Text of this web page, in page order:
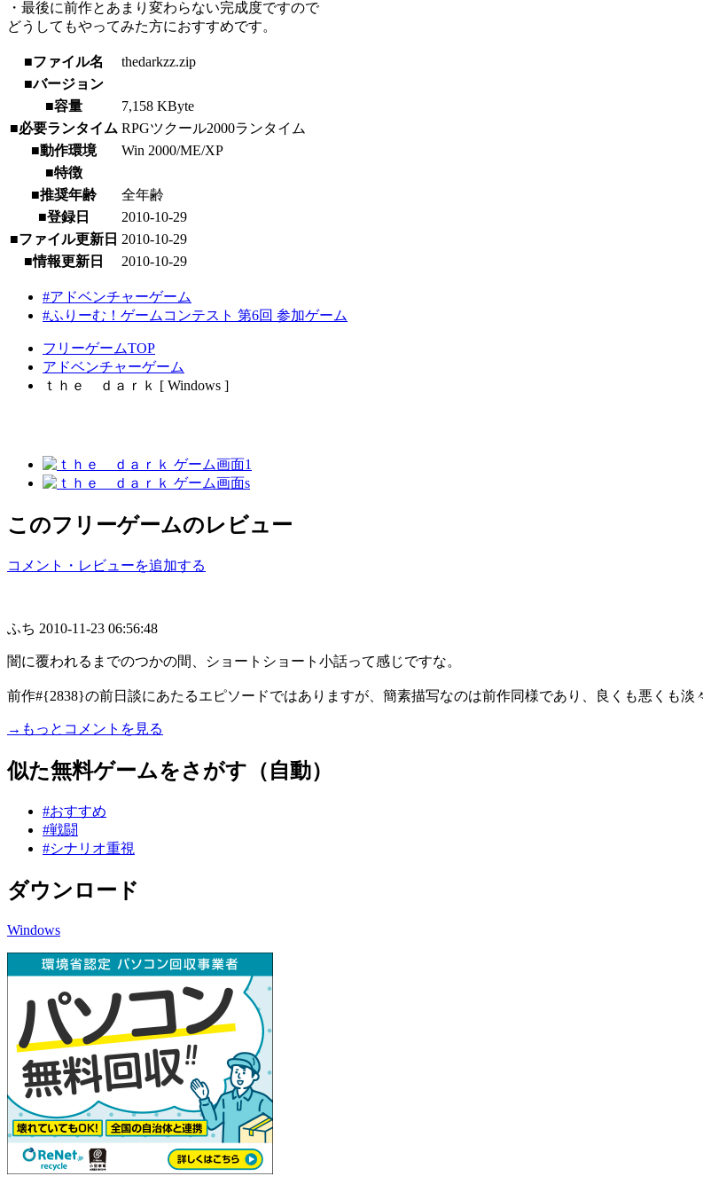
・最後に前作とあまり変わらない完成度ですので
どうしてもやってみた方におすすめです。
■ファイル名
thedarkzz.zip
■バージョン
■容量
7,158 KByte
■必要ランタイム RPGツクール2000ランタイム
■動作環境
Win 2000/ME/XP
■特徴
■推奨年齢
全年齢
■登録日
2010-10-29
■ファイル更新日 2010-10-29
■情報更新日
2010-10-29
#アドベンチャーゲーム
#ふりーむ！ゲームコンテスト 第6回 参加ゲーム
フリーゲームTOP
アドベンチャーゲーム
ｔｈｅ ｄａｒｋ [ Windows ]
このフリーゲームのレビュー
コメント・レビューを追加する
ふち 2010-11-23 06:56:48
闇に覆われるまでのつかの間、ショートショート小話って感じですな。
前作#{2838}の前日談にあたるエピソードではありますが、簡素描写なのは前作同様であり、良くも悪くも淡
→もっとコメントを見る
似た無料ゲームをさがす（自動）
#おすすめ
#戦闘
#シナリオ重視
ダウンロード
Windows